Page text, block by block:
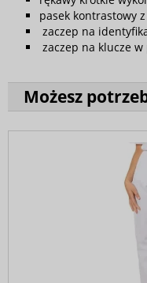
pasek kontrastowy
zaczep na
zaczep na klucze
Możesz